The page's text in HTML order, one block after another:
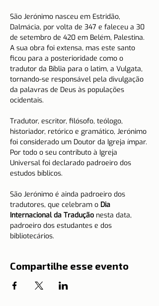
São Jerónimo nasceu em Estridão,
Dalmácia, por volta de 347 e faleceu a 30
de setembro de 420 em Belém, Palestina.
A sua obra foi extensa, mas este santo
ficou para a posterioridade como o
tradutor da Bíblia para o latim, a Vulgata,
tornando-se responsável pela divulgação
da palavras de Deus às populações
ocidentais.
Tradutor, escritor, filósofo, teólogo,
historiador, retórico e gramático, Jerónimo
foi considerado um Doutor da Igreja ímpar.
Por todo o seu contributo à Igreja
Universal foi declarado padroeiro dos
estudos bíblicos.
São Jerónimo é ainda padroeiro dos
tradutores, que celebram o Dia
Internacional da Tradução nesta data,
padroeiro dos estudantes e dos
bibliotecários.
Compartilhe esse evento